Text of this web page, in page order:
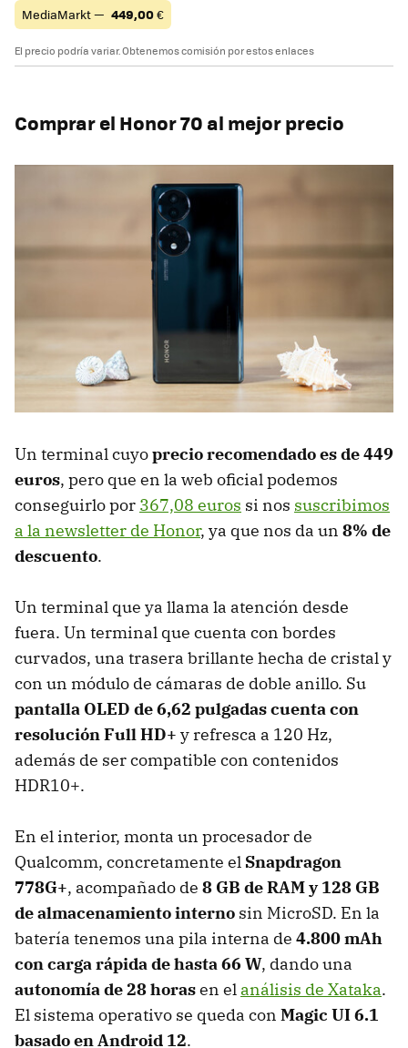
MediaMarkt — 449,00€
El precio podría variar. Obtenemos comisión por estos enlaces
Comprar el Honor 70 al mejor precio
Un terminal cuyoprecio recomendado es de 449
euros, pero que en la web oficial podemos
conseguirlo por 367,08 euros si nos suscribimos
a la newsletter de Honor, ya que nos da un 8% de
descuento.
Un terminal que ya llama la atención desde
fuera. Un terminal que cuenta con bordes
curvados, una trasera brillante hecha de cristal y
con un módulo de cámaras de doble anillo. Su
pantalla OLED de 6,62 pulgadas cuenta con
resolución Full HD+ y refresca a 120 Hz,
además de ser compatible con contenidos
HDR10+.
En el interior, monta un procesador de
Qualcomm, concretamente el Snapdragon
778G+, acompañado de 8 GB de RAM y 128 GB
de almacenamiento interno sin MicroSD. En la
batería tenemos una pila interna de 4.800 mAh
con carga rápida de hasta 66 W, dando una
autonomía de 28 horasen el análisis de Xataka.
El sistema operativo se queda con Magic UI 6.1
basado en Android 12.